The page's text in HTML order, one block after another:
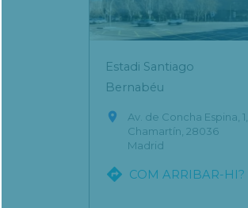
Estadi Santiago
Bernabéu

Av. de Concha Espina, 1,
Chamartín, 28036
Madrid
 COM ARRIBAR-HI?